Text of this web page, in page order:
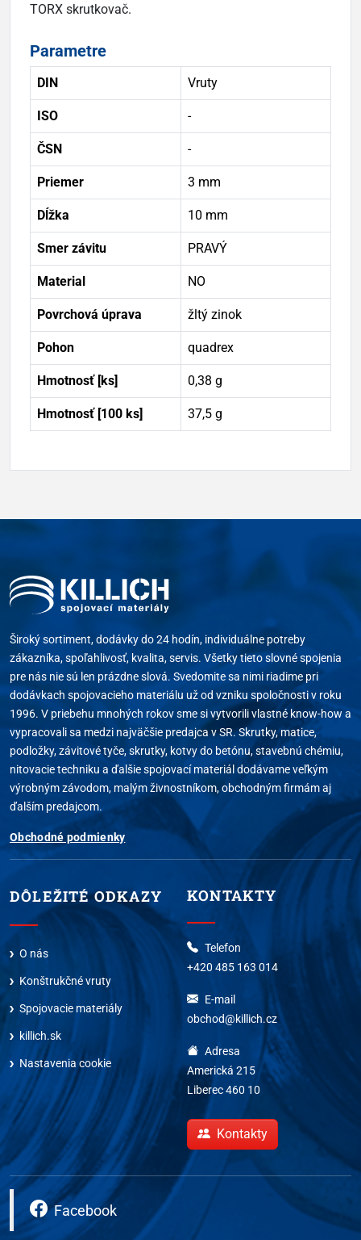
TORX skrutkovač.
Parametre
DIN Vruty
ISO -
ČSN -
Priemer 3 mm
Dĺžka 10 mm
Smer závitu PRAVÝ
Material NO
Povrchová úprava žltý zinok
Pohon quadrex
Hmotnosť [ks] 0,38 g
Hmotnosť [100 ks] 37,5 g
Široký sortiment, dodávky do 24 hodín, individuálne potreby
zákazníka, spoľahlivosť, kvalita, servis. Všetky tieto slovné spojenia
pre nás nie sú len prázdne slová. Svedomite sa nimi riadime pri
dodávkach spojovacieho materiálu už od vzniku spoločnosti v roku
1996. V priebehu mnohých rokov sme si vytvorili vlastné know-how a
vypracovali sa medzi najväčšie predajca v SR. Skrutky, matice,
podložky, závitové tyče, skrutky, kotvy do betónu, stavebnú chémiu,
nitovacie techniku a ďalšie spojovací materiál dodávame veľkým
výrobným závodom, malým živnostníkom, obchodným firmám aj
ďalším predajcom.
Obchodné podmienky
DÔLEŽITÉ ODKAZY
O nás
Konštrukčné vruty
Spojovacie materiály
killich.sk
Nastavenia cookie
KONTAKTY
Telefon
+420 485 163 014
E-mail
obchod@killich.cz
Adresa
Americká 215
Liberec 460 10
Kontakty
Facebook